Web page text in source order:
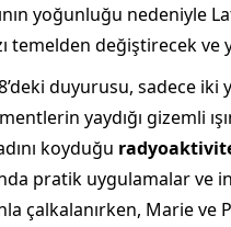
yoğunluğu nedeniyle
temelden değiştirecek
duyurusu, sadece
yaydığı gizemli
koyduğu
pratik uygulamalar ve
çalkalanırken, Marie